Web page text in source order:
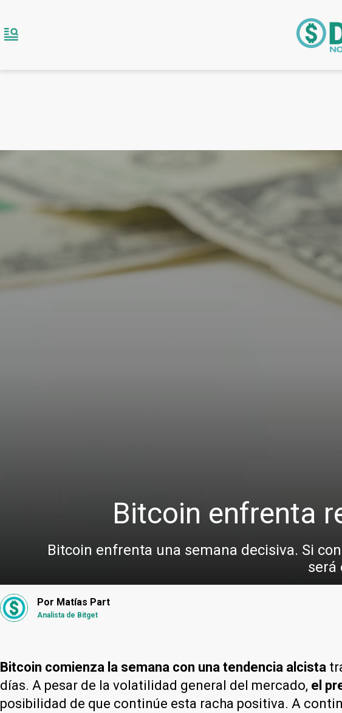
Bitcoin enfrenta
Bitcoin enfrenta una semana decisiva. Si
será
Por Matías Part
Analista de Bitget
Bitcoin comienza la semana con una tendencia alcista
días. A pesar de la volatilidad general del mercado, el
posibilidad de que continúe esta racha positiva. A